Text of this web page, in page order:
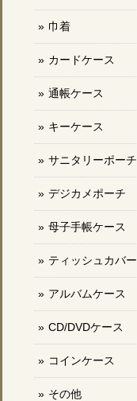
巾着
カードケース
通帳ケース
キーケース
サニタリーポーチ
デジカメポーチ
母子手帳ケース
ティッシュカバー
アルバムケース
CD/DVDケース
コインケース
その他